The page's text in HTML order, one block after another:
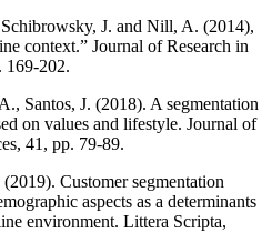
J. and Nill, A. (2014),
context.” Journal of Research in
169-202.
Santos, J. (2018). A segmentation
on values and lifestyle. Journal of
41, pp. 79-89.
Customer segmentation
aspects as a determinants
environment. Littera Scripta,